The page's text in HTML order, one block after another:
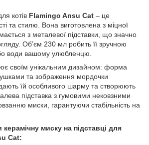
котів Flamingo Ansu Cat – це
та стилю. Вона виготовлена з міцної
з металевої підставки, що значно
Об’єм 230 мл робить її зручною
води вашому улюбленцю.
своїм унікальним дизайном: форма
та зображення мордочки
їй особливого шарму та створюють
підставка з гумовими нековзними
миски, гарантуючи стабільність на
миску на підставці для
Cat: